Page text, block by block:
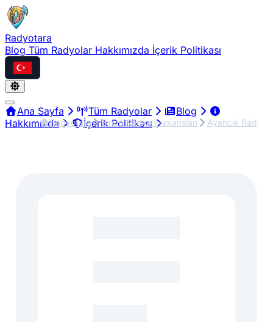
Radyotara
Blog Tüm Radyolar Hakkımızda İçerik Politikası
Türkçe
Ana Sayfa Tüm Radyolar
Blog
Hakkımızda
İçerik Politikası
Radyotara Sinop Radyo Frekansları Ayancık Radyo